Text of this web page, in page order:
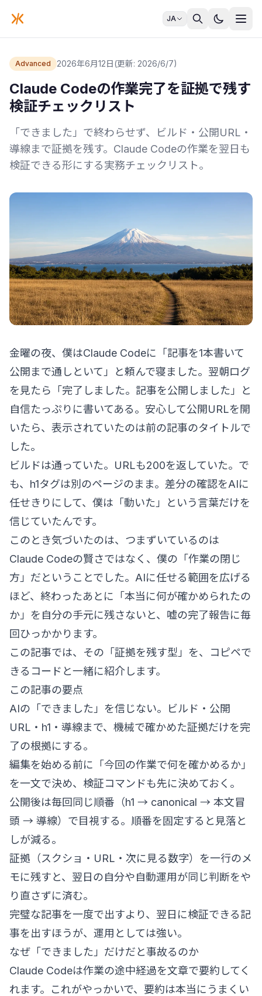
JA
Advanced 2026年6月12日(更新: 2026/6/7)
Claude Codeの作業完了を証拠で残す
検証チェックリスト
「できました」で終わらせず、ビルド・公開URL・
導線まで証拠を残す。Claude Codeの作業を翌日も
検証できる形にする実務チェックリスト。
金曜の夜、僕はClaude Codeに「記事を1本書いて
公開まで通しといて」と頼んで寝ました。翌朝ログ
を見たら「完了しました。記事を公開しました」と
自信たっぷりに書いてある。安心して公開URLを開
いたら、表示されていたのは前の記事のタイトルで
した。
ビルドは通っていた。URLも200を返していた。で
も、h1タグは別のページのまま。差分の確認をAIに
任せきりにして、僕は「動いた」という言葉だけを
信じていたんです。
このとき気づいたのは、つまずいているのは
Claude Codeの賢さではなく、僕の「作業の閉じ
方」だということでした。AIに任せる範囲を広げる
ほど、終わったあとに「本当に何が確かめられたの
か」を自分の手元に残さないと、嘘の完了報告に毎
回ひっかかります。
この記事では、その「証拠を残す型」を、コピペで
きるコードと一緒に紹介します。
この記事の要点
AIの「できました」を信じない。ビルド・公開
URL・h1・導線まで、機械で確かめた証拠だけを完
了の根拠にする。
編集を始める前に「今回の作業で何を確かめるか」
を一文で決め、検証コマンドも先に決めておく。
公開後は毎回同じ順番（h1 → canonical → 本文冒
頭 → 導線）で目視する。順番を固定すると見落と
しが減る。
証拠（スクショ・URL・次に見る数字）を一行のメ
モに残すと、翌日の自分や自動運用が同じ判断をや
り直さずに済む。
完璧な記事を一度で出すより、翌日に検証できる記
事を出すほうが、運用としては強い。
なぜ「できました」だけだと事故るのか
Claude Codeは作業の途中経過を文章で要約してく
れます。これがやっかいで、要約は本当にうまくい